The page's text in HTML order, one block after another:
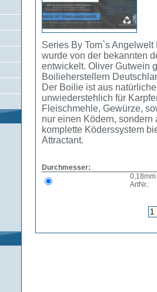
Series By Tom`s
wurde von der bekannten
entwickelt. Oliver Gutwein
Boilieherstellern
Der Boilie ist aus
unwiederstehlich für
Fleischmehle, Gewürze,
nur einen Ködern,
komplette Köderssystem
Attractant.
Durchmesser:
0,18mm
ArtNr.: